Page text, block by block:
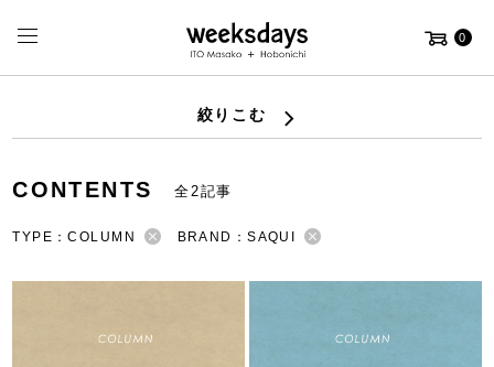
0
絞りこむ
CONTENTS 全2記事
TYPE：COLUMN BRAND：SAQUI